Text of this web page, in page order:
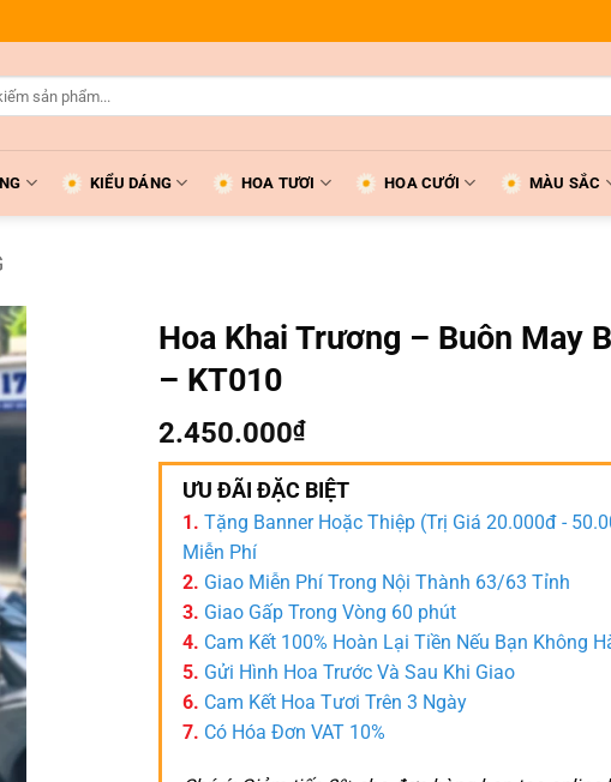
KIỂU DÁNG HOA TƯƠI HOA CƯỚI MÀU SẮC
Hoa Khai Trương – Buôn May
– KT010
2.450.000₫
ƯU ĐÃI ĐẶC BIỆT
1. Tặng Banner Hoặc Thiệp (Trị Giá 20.000đ -
Miễn Phí
2. Giao Miễn Phí Trong Nội Thành 63/63 Tỉnh
3. Giao Gấp Trong Vòng 60 phút
4. Cam Kết 100% Hoàn Lại Tiền Nếu Bạn Không
5. Gửi Hình Hoa Trước Và Sau Khi Giao
6. Cam Kết Hoa Tươi Trên 3 Ngày
7. Có Hóa Đơn VAT 10%